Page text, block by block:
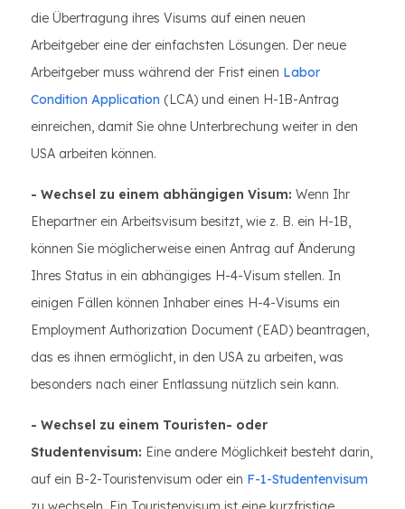
die Übertragung ihres Visums auf einen neuen
Arbeitgeber eine der einfachsten Lösungen. Der neue
Arbeitgeber muss während der Frist einen Labor
Condition Application (LCA) und einen H-1B-Antrag
einreichen, damit Sie ohne Unterbrechung weiter in den
USA arbeiten können.
- Wechsel zu einem abhängigen Visum: Wenn Ihr
Ehepartner ein Arbeitsvisum besitzt, wie z. B. ein H-1B,
können Sie möglicherweise einen Antrag auf Änderung
Ihres Status in ein abhängiges H-4-Visum stellen. In
einigen Fällen können Inhaber eines H-4-Visums ein
Employment Authorization Document (EAD) beantragen,
das es ihnen ermöglicht, in den USA zu arbeiten, was
besonders nach einer Entlassung nützlich sein kann.
- Wechsel zu einem Touristen- oder
Studentenvisum: Eine andere Möglichkeit besteht darin,
auf ein B-2-Touristenvisum oder ein F-1-Studentenvisum